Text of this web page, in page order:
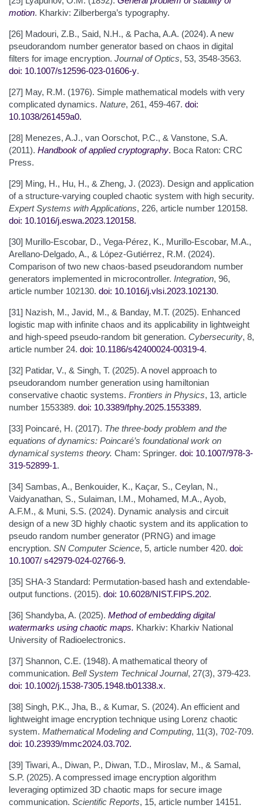
motion. Kharkiv: Zilberberga’s typography.
[26] Madouri, Z.B., Said, N.H., & Pacha, A.A. (2024). A new
pseudorandom number generator based on chaos in digital
filters for image encryption. Journal of Optics, 53, 3548-3563.
doi: 10.1007/s12596-023-01606-y.
[27] May, R.M. (1976). Simple mathematical models with very
complicated dynamics. Nature, 261, 459-467. doi:
10.1038/261459a0.
[28] Menezes, A.J., van Oorschot, P.C., & Vanstone, S.A.
(2011). Handbook of applied cryptography. Boca Raton: CRC
Press.
[29] Ming, H., Hu, H., & Zheng, J. (2023). Design and application
of a structure-varying coupled chaotic system with high security.
Expert Systems with Applications, 226, article number 120158.
doi: 10.1016/j.eswa.2023.120158.
[30] Murillo-Escobar, D., Vega-Pérez, K., Murillo-Escobar, M.A.,
Arellano-Delgado, A., & López-Gutiérrez, R.M. (2024).
Comparison of two new chaos-based pseudorandom number
generators implemented in microcontroller. Integration, 96,
article number 102130. doi: 10.1016/j.vlsi.2023.102130.
[31] Nazish, M., Javid, M., & Banday, M.T. (2025). Enhanced
logistic map with infinite chaos and its applicability in lightweight
and high-speed pseudo-random bit generation. Cybersecurity, 8,
article number 24. doi: 10.1186/s42400024-00319-4.
[32] Patidar, V., & Singh, T. (2025). A novel approach to
pseudorandom number generation using hamiltonian
conservative chaotic systems. Frontiers in Physics, 13, article
number 1553389. doi: 10.3389/fphy.2025.1553389.
[33] Poincaré, H. (2017). The three-body problem and the
equations of dynamics: Poincaré’s foundational work on
dynamical systems theory. Cham: Springer. doi: 10.1007/978-3-
319-52899-1.
[34] Sambas, A., Benkouider, K., Kaçar, S., Ceylan, N.,
Vaidyanathan, S., Sulaiman, I.M., Mohamed, M.A., Ayob,
A.F.M., & Muni, S.S. (2024). Dynamic analysis and circuit
design of a new 3D highly chaotic system and its application to
pseudo random number generator (PRNG) and image
encryption. SN Computer Science, 5, article number 420. doi:
10.1007/ s42979-024-02766-9.
[35] SHA-3 Standard: Permutation-based hash and extendable-
output functions. (2015). doi: 10.6028/NIST.FIPS.202.
[36] Shandyba, A. (2025). Method of embedding digital
watermarks using chaotic maps. Kharkiv: Kharkiv National
University of Radioelectronics.
[37] Shannon, C.E. (1948). A mathematical theory of
communication. Bell System Technical Journal, 27(3), 379-423.
doi: 10.1002/j.1538-7305.1948.tb01338.x.
[38] Singh, P.K., Jha, B., & Kumar, S. (2024). An efficient and
lightweight image encryption technique using Lorenz chaotic
system. Mathematical Modeling and Computing, 11(3), 702-709.
doi: 10.23939/mmc2024.03.702.
[39] Tiwari, A., Diwan, P., Diwan, T.D., Miroslav, M., & Samal,
S.P. (2025). A compressed image encryption algorithm
leveraging optimized 3D chaotic maps for secure image
communication. Scientific Reports, 15, article number 14151.